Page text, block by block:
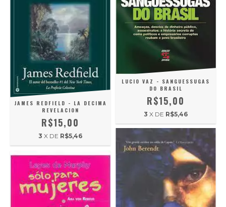
JAMES REDFIELD - LA DECIMA
REVELACION
R$15,00
3 X DE R$5,46
LUCIO VAZ - SANGUESSUGAS
DO BRASIL
R$15,00
3 X DE R$5,46